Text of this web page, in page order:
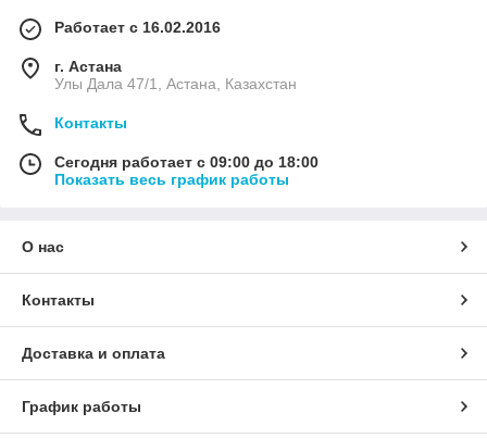
Работает с 16.02.2016
г. Астана
Улы Дала 47/1, Астана, Казахстан
Контакты
Сегодня работает с 09:00 до 18:00
Показать весь график работы
О нас
Контакты
Доставка и оплата
График работы